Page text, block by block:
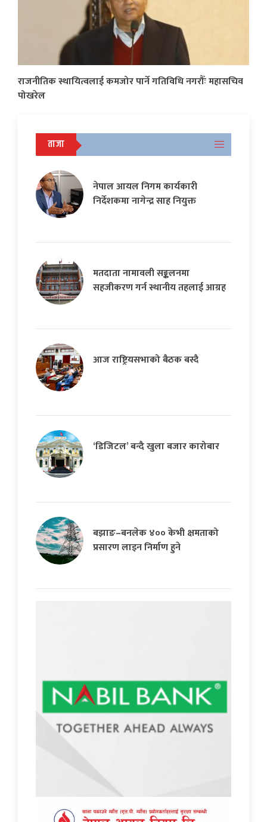
राजनीतिक स्थायित्वलाई कमजोर पार्ने गतिविधि नगरौँः महासचिव
पोखरेल
ताजा
नेपाल आयल निगम कार्यकारी
निर्देशकमा नागेन्द्र साह नियुक्त
मतदाता नामावली सङ्कलनमा
सहजीकरण गर्न स्थानीय तहलाई आग्रह
आज राष्ट्रियसभाको बैठक बस्दै
‘डिजिटल’ बन्दै खुला बजार कारोबार
बझाङ–बनलेक ४०० केभी क्षमताको
प्रसारण लाइन निर्माण हुने